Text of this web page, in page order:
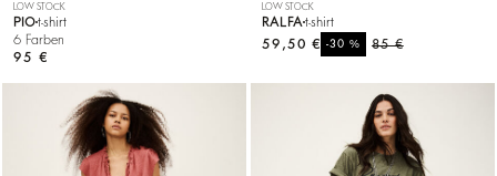
LOW STOCK
PIOt-shirt
6 Farben
95 €
LOW STOCK
RALFA t-shirt
85 €
-30%
59,50 €